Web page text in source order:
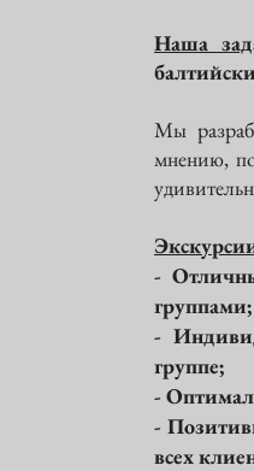
Наша
Мы
мнению,
-
группами;
-
группе;
-
-
всех